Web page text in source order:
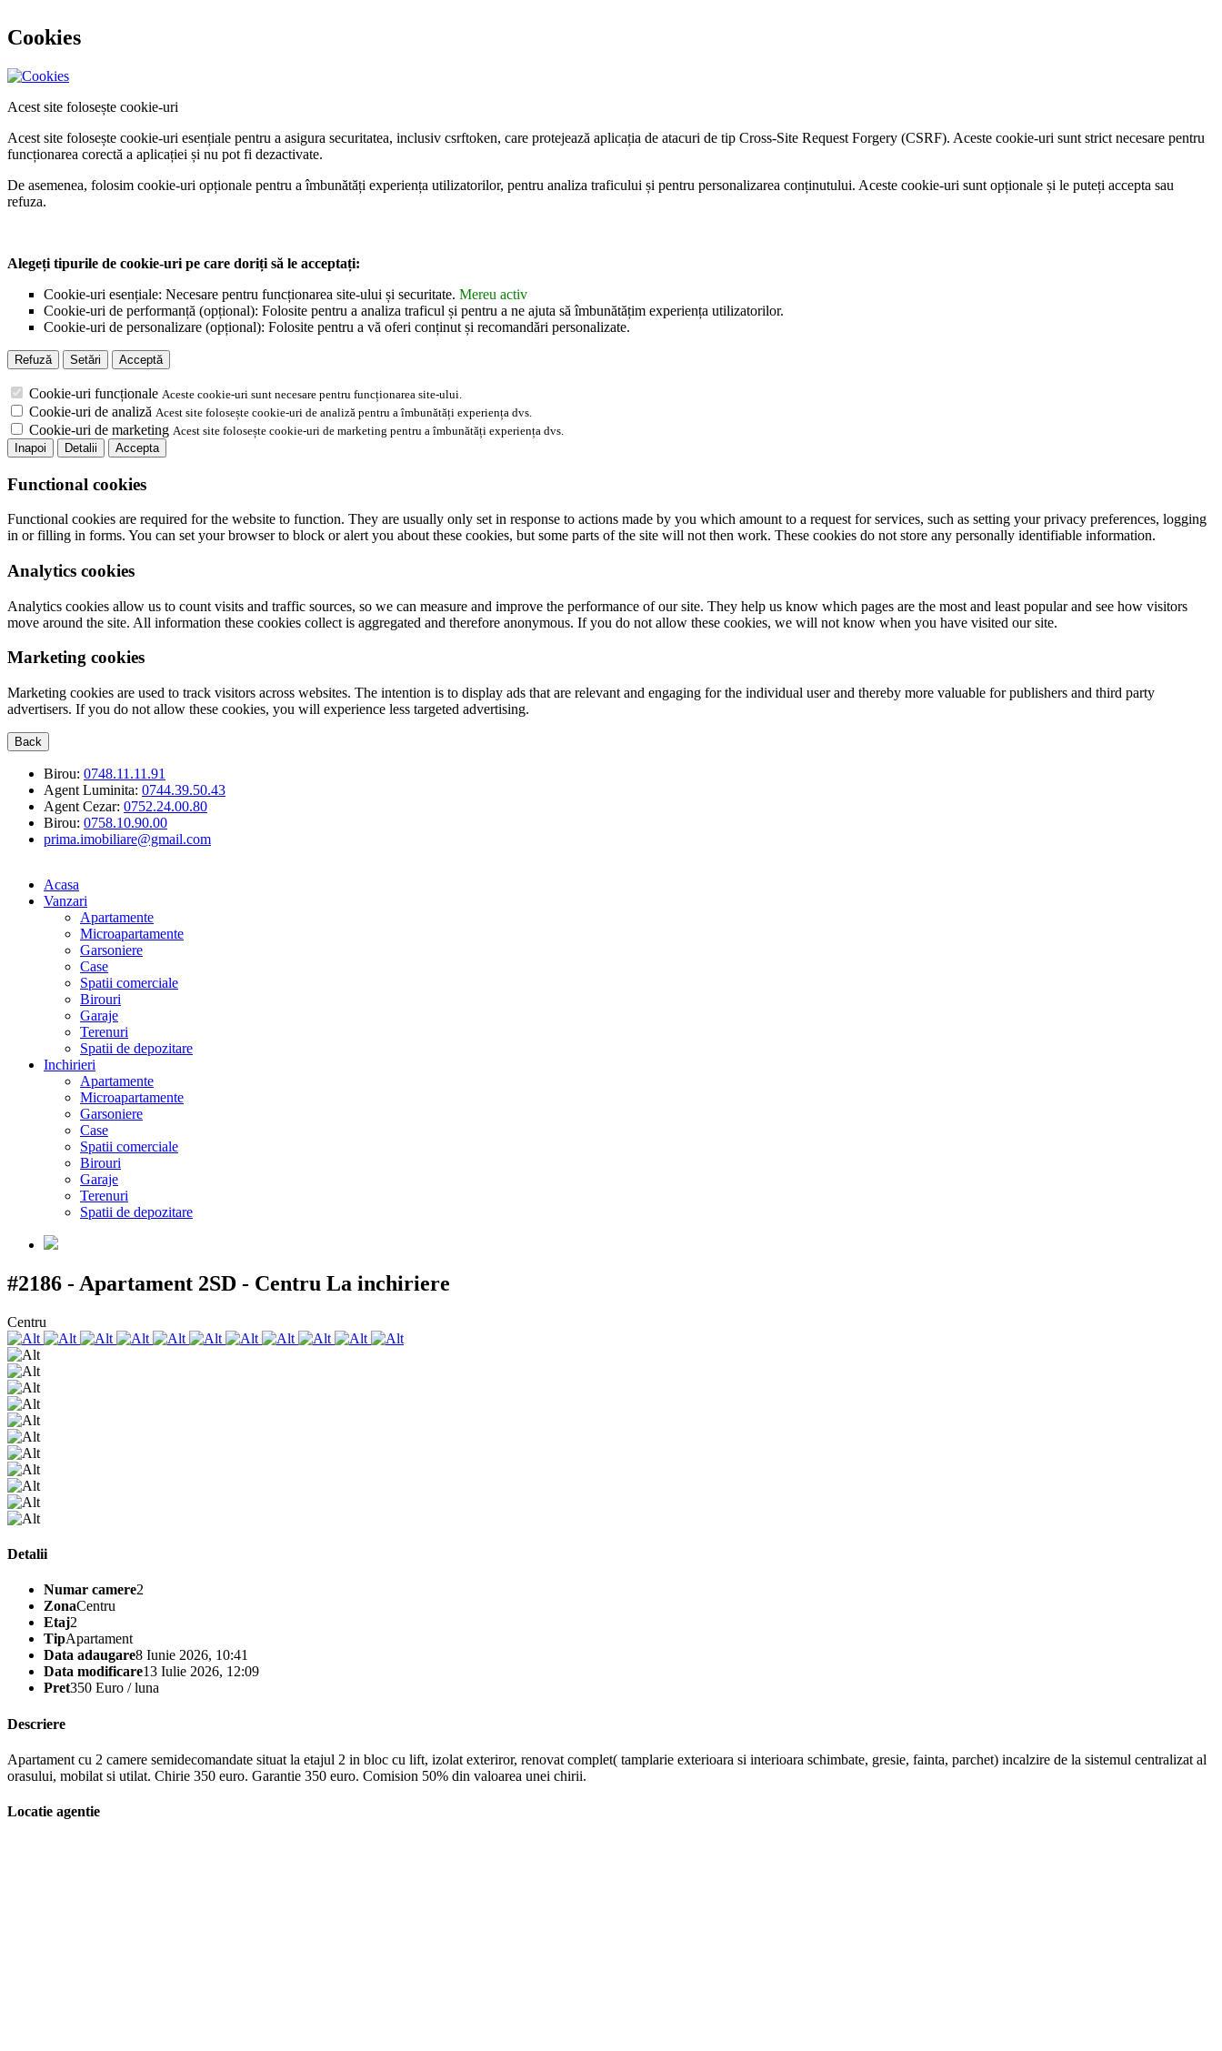
Cookies
Acest site folosește cookie-uri
Acest site folosește cookie-uri esențiale pentru a asigura securitatea, inclusiv csrftoken, care protejează aplicația de atacuri de tip Cross-Site Request Forgery (CSRF). Aceste cookie-uri sunt strict necesare pentru
funcționarea corectă a aplicației și nu pot fi dezactivate.
De asemenea, folosim cookie-uri opționale pentru a îmbunătăți experiența utilizatorilor, pentru analiza traficului și pentru personalizarea conținutului. Aceste cookie-uri sunt opționale și le puteți accepta sau
refuza.
Alegeți tipurile de cookie-uri pe care doriți să le acceptați:
Cookie-uri esențiale: Necesare pentru funcționarea site-ului și securitate. Mereu activ
Cookie-uri de performanță (opțional): Folosite pentru a analiza traficul și pentru a ne ajuta să îmbunătățim experiența utilizatorilor.
Cookie-uri de personalizare (opțional): Folosite pentru a vă oferi conținut și recomandări personalizate.
Refuză Setări Acceptă
Cookie-uri funcționale Aceste cookie-uri sunt necesare pentru funcționarea site-ului.
Cookie-uri de analiză Acest site folosește cookie-uri de analiză pentru a îmbunătăți experiența dvs.
Cookie-uri de marketing Acest site folosește cookie-uri de marketing pentru a îmbunătăți experiența dvs.
Inapoi
Detalii Accepta
Functional cookies
Functional cookies are required for the website to function. They are usually only set in response to actions made by you which amount to a request for services, such as setting your privacy preferences, logging
in or filling in forms. You can set your browser to block or alert you about these cookies, but some parts of the site will not then work. These cookies do not store any personally identifiable information.
Analytics cookies
Analytics cookies allow us to count visits and traffic sources, so we can measure and improve the performance of our site. They help us know which pages are the most and least popular and see how visitors
move around the site. All information these cookies collect is aggregated and therefore anonymous. If you do not allow these cookies, we will not know when you have visited our site.
Marketing cookies
Marketing cookies are used to track visitors across websites. The intention is to display ads that are relevant and engaging for the individual user and thereby more valuable for publishers and third party
advertisers. If you do not allow these cookies, you will experience less targeted advertising.
Back
Birou: 0748.11.11.91
Agent Luminita: 0744.39.50.43
Agent Cezar: 0752.24.00.80
Birou: 0758.10.90.00
prima.imobiliare@gmail.com
Acasa
Vanzari
Apartamente
Microapartamente
Garsoniere
Case
Spatii comerciale
Birouri
Garaje
Terenuri
Spatii de depozitare
Inchirieri
Apartamente
Microapartamente
Garsoniere
Case
Spatii comerciale
Birouri
Garaje
Terenuri
Spatii de depozitare
#2186 - Apartament 2SD - Centru La inchiriere
Centru
Detalii
Numar camere2
ZonaCentru
Etaj2
TipApartament
Data adaugare8 Iunie 2026, 10:41
Data modificare13 Iulie 2026, 12:09
Pret350 Euro / luna
Descriere
Apartament cu 2 camere semidecomandate situat la etajul 2 in bloc cu lift, izolat exteriror, renovat complet( tamplarie exterioara si interioara schimbate, gresie, fainta, parchet) incalzire de la sistemul centralizat al
orasului, mobilat si utilat. Chirie 350 euro. Garantie 350 euro. Comision 50% din valoarea unei chirii.
Locatie agentie